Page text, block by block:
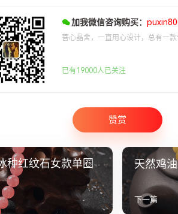
加我微信咨询购买：
菩心晶舍，一直用心设计，总有一款
已有19000人已关注
赞赏
种红纹石女款单圈
天然鸡
下一篇